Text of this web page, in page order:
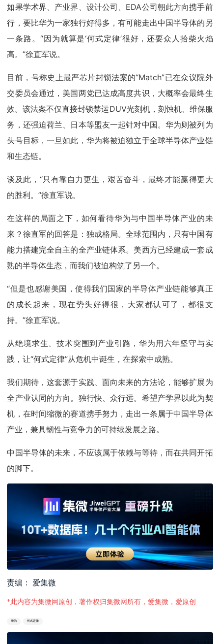
如果学术界、产业界、设计公司、EDA公司朝此方向携手前
行，要比华为一家独行好得多，有可能走出中国半导体的另
一条路。“因为就算是‘何式定律’很好，还要众人拾柴火焰
高。”徐直军说。
目前，号称史上最严芯片封锁法案的“Match”已在众议院外
交委员会通过，美国两党已达成高度共识，大概率会最终生
效。该法案不仅直接封锁禁运DUV光刻机，刻蚀机、维保服
务，还强迫荷兰、日本等盟友一起针对中国。华为则被列为
头号目标，一旦如此，华为将被迫独立于全球半导体产业链
和生态链。
谈及此，“只有靠自力更生，艰苦奋斗，最终才能赢得更大
的胜利。”徐直军说。
在这样的局面之下，如何看待华为与中国半导体产业的未
来？徐直军的回答是：独成格局。全球范围内，只有中国有
能力搭建完全自主的全产业链体系。美西方已经建成一套成
熟的半导体生态，而我们被迫构筑了另一个。
“但是也感谢美国，使得我们国家的半导体产业链能够真正
的成长起来，现在势头好得很，大家都认可了，都很支
持。”徐直军说。
从绝境求生、技术突围到产业引路，华为用六年坚守与实
践，让“何式定律”从危机中诞生，在探索中成熟。
我们期待，这套源于实践、面向未来的方法论，能够扩展为
全产业认同的方向。独行快、众行远。希望产学界以此为契
机，在时间缩微的赛道携手努力，走出一条属于中国半导体
产业，兼具韧性与竞争力的可持续发展之路。
中国半导体的未来，不应该属于依赖与等待，而在共同开拓
的脚下。
责编： 爱集微
*此内容为集微网原创，著作权归集微网所有，爱集微，爱原创
华为 何式定律